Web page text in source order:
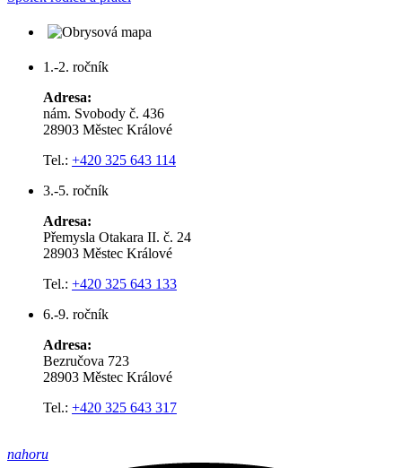
1.-2. ročník
Adresa:
nám. Svobody č. 436
28903 Městec Králové
Tel.: +420 325 643 114
3.-5. ročník
Adresa:
Přemysla Otakara II. č. 24
28903 Městec Králové
Tel.: +420 325 643 133
6.-9. ročník
Adresa:
Bezručova 723
28903 Městec Králové
Tel.: +420 325 643 317
nahoru